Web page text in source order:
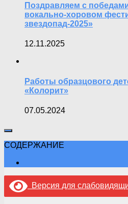
Поздравляем с
вокально-хоровом
звездопад-2025»
12.11.2025
Работы образцового
«Колорит»
07.05.2024
СОДЕРЖАНИЕ
Версия для